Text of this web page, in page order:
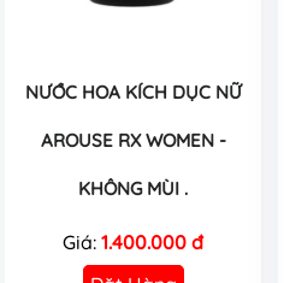
NƯỚC HOA KÍCH DỤC NỮ
AROUSE RX WOMEN -
KHÔNG MÙI .
Giá: 1.400.000 đ